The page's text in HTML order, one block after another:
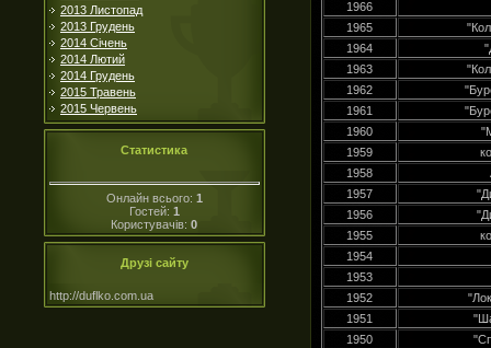
2013 Листопад
2013 Грудень
2014 Січень
2014 Лютий
2014 Грудень
2015 Травень
2015 Червень
Статистика
Онлайн всього: 1
Гостей: 1
Користувачів:0
Друзі сайту
http://duflko.com.ua
1966
1965
1964
1963
1962
1961
1960
1959
1958
1957
1956
1955
1954
1953
1952
1951
1950